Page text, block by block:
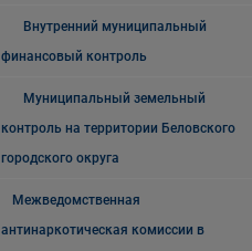
Внутренний муниципальный
финансовый контроль
Муниципальный земельный
контроль на территории Беловского
городского округа
Межведомственная
антинаркотическая комиссии в